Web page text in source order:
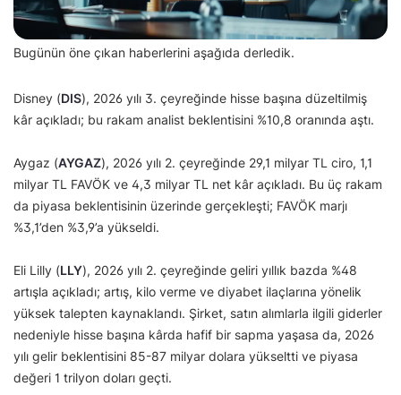
Bugünün öne çıkan haberlerini aşağıda derledik.
Disney (DIS), 2026 yılı 3. çeyreğinde hisse başına düzeltilmiş
kâr açıkladı; bu rakam analist beklentisini %10,8 oranında aştı.
Aygaz (AYGAZ), 2026 yılı 2. çeyreğinde 29,1 milyar TL ciro, 1,1
milyar TL FAVÖK ve 4,3 milyar TL net kâr açıkladı. Bu üç rakam
da piyasa beklentisinin üzerinde gerçekleşti; FAVÖK marjı
%3,1’den %3,9’a yükseldi.
Eli Lilly (LLY), 2026 yılı 2. çeyreğinde geliri yıllık bazda %48
artışla açıkladı; artış, kilo verme ve diyabet ilaçlarına yönelik
yüksek talepten kaynaklandı. Şirket, satın alımlarla ilgili giderler
nedeniyle hisse başına kârda hafif bir sapma yaşasa da, 2026
yılı gelir beklentisini 85-87 milyar dolara yükseltti ve piyasa
değeri 1 trilyon doları geçti.